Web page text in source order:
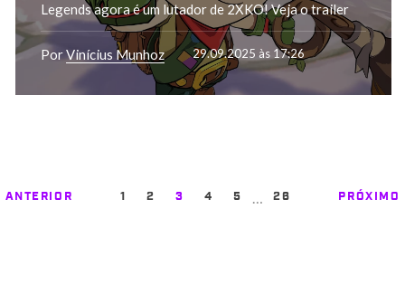
Legends agora é um lutador de 2XKO! Veja o trailer
PorVinícius Munhoz 29.09.2025 às 17:26
ANTERIOR 1 2 3 4 5 26 PRÓXIMO